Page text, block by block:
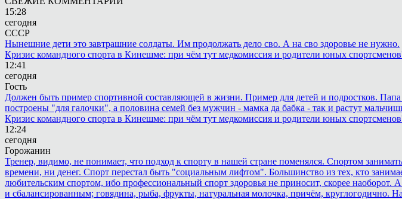
15:28
сегодня
СССР
Нынешние дети это завтрашние солдаты. Им продолжать дело сво. А на сво здоровье не нужно.
Кризис командного спорта в Кинешме: при чём тут медкомиссия и родители юных
12:41
сегодня
Гость
Должен быть пример спортивной составляющей в жизни. Пример для детей и подростков.
построены "для галочки", а половина семей без мужчин - мамка да бабка - так и растут
Кризис командного спорта в Кинешме: при чём тут медкомиссия и родители юных
12:24
сегодня
Горожанин
Тренер, видимо, не понимает, что подход к спорту в нашей стране поменялся. Спортом
времени, ни денег. Спорт перестал быть "социальным лифтом". Большинство из тех, кто
любительским спортом, ибо профессиональный спорт здоровья не приносит, скорее
и сбалансированным; говядина, рыба, фрукты, натуральная молочка, причём, круглогодично.